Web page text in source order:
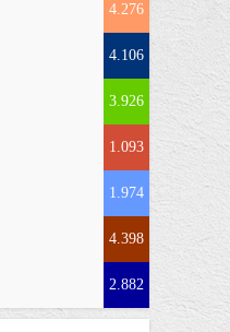
4.276
4.106
3.926
1.093
1.974
4.398
2.882